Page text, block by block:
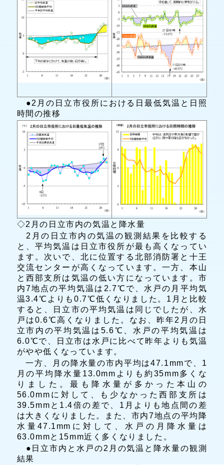
●2月の日立市役所における日最低気温と日照
時間の推移
◇2月の日立市内の気温と降水量
2月の日立市内の気温の観測結果を比較する
と、平均気温は日立市役所が最も高くなってい
ます。次いで、北に位置する北部消防署と十王
交流センターが高くなっています。一方、本山
と西部支所は気温の低い方になっています。市
内7地点の平均気温は2.7℃で、水戸の月平均気
温3.4℃よりも0.7℃低くなりました。1月と比較
すると、日立市の平均気温は同じでしたが、水
戸は0.6℃高くなりました。なお、昨年2月の日
立市内の平均気温は5.6℃、水戸の平均気温は
6.0℃で、日立市は水戸に比べて昨年よりも気温
がやや低くなっています。
一方、月の降水量の市内平均は47.1mmで、1
月の平均降水量13.0mmよりも約35mm多くな
りました。最も降水量が多かった本山の
56.0mmに対して、も少なかった西部支所は
39.5mmと1.4倍の差で、1月よりも地点間の差
は大きくなりました。また、市内7地点の平均降
水量47.1mmに対して、水戸の月降水量は
63.0mmと15mm近く多くなりました。
●日立市内と水戸の2月の気温と降水量の観測
結果